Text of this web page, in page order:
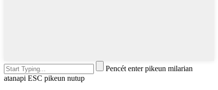
Pencét enter pikeun milarian
atanapi ESC pikeun nutup